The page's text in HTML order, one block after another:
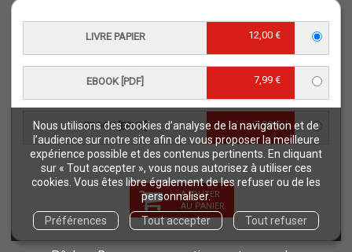
Nous utilisons des cookies d’analyse de la navigation et de
l’audience sur notre site afin de vous proposer la meilleure
expérience possible et des contenus pertinents. En cliquant
sur « Tout accepter », vous nous autorisez à utiliser ces
cookies. Vous êtes libre également de les refuser ou de les
personnaliser.
Préférences
Tout accepter Tout refuser
LIVRE PAPIER 12,00 €
EBOOK [PDF] 7,99 €
EBOOK [EPUB] 7,99 €
AJOUTER
AU PANIER
Protection de vos données personnelles - RGPD
Retours et commandes
NOS THÉMATIQUES
Agriculture et productions végétales
Alimentation et nutrition humaine
Élevage et productions animales
Forêt et sylviculture
Milieux naturels et environnement
Pays du Sud